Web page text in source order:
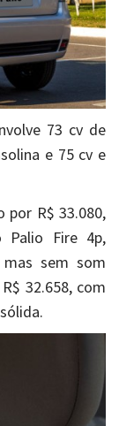
73 cv de
e 75 cv e
por R$ 33.080,
Palio Fire 4p,
sem som
32.658, com